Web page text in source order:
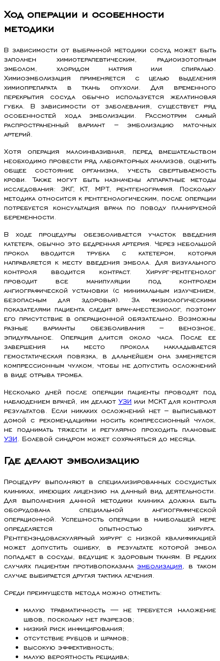
Ход операции и особенности
методики
В зависимости от выбранной методики сосуд может быть
заполнен химиотерапевтическим, радиоизотопным
эмболом, хлоридом натрия или спиралью.
Химиоэмболизация применяется с целью выделения
химиопрепарата в ткань опухоли. Для временного
перекрытия сосуда обычно используется желатиновая
губка. В зависимости от заболевания, существует ряд
особенностей хода эмболизации. Рассмотрим самый
распространенный вариант – эмболизацию маточных
артерий.
Хотя операция малоинвазивная, перед вмешательством
необходимо провести ряд лабораторных анализов, оценить
общее состояние организма, учесть свертываемость
крови. Также могут быть назначены аппаратные методы
исследования: ЭКГ, КТ, МРТ, рентгенография. Поскольку
методика относится к рентгенологическим, после операции
потребуется консультация врача по поводу планируемой
беременности.
В ходе процедуры обезболивается участок введения
катетера, обычно это бедренная артерия. Через небольшой
прокол вводится трубка с катетером, которая
направляется к месту введения эмбола. Для визуального
контроля вводится контраст. Хирург-рентгенолог
проводит все манипуляции под контролем
ангиографической установки (с минимальным излучением,
безопасным для здоровья). За физиологическими
показателями пациента следит врач-анестезиолог, поэтому
его присутствие в операционной обязательно. Возможны
разные варианты обезболивания – венозное,
эпидуральное. Операция длится около часа. После ее
завершения на место прокола накладывается
гемостатическая повязка, в дальнейшем она заменяется
компрессионным чулком, чтобы не допустить осложнений
в виде отрыва тромба.
Несколько дней после операции пациенты проводят под
наблюдением врачей, им делают УЗИ или МСКТ для контроля
результатов. Если никаких осложнений нет – выписывают
домой с рекомендациями носить компрессионный чулок,
не поднимать тяжести и регулярно проходить плановые
УЗИ . Болевой синдром может сохраняться до месяца.
Где делают эмболизацию
Процедуру выполняют в специализированных сосудистых
клиниках, имеющих лицензию на данный вид деятельности.
Для выполнения данной методики клиника должна быть
оборудована специальной ангиографической
операционной. Успешность операции в наибольшей мере
определяется опытностью хирурга.
Рентгенэндоваскулярный хирург с низкой квалификацией
может допустить ошибку, в результате которой эмбол
попадает в сосуды, ведущие к здоровым тканям. В редких
случаях пациентам противопоказанаэмболизация , в таком
случае выбирается другая тактика лечения.
Среди преимуществ метода можно отметить:
малую травматичность — не требуется наложение
швов, поскольку нет разрезов;
низкий риск инфицирования;
отсутствие рубцов и шрамов;
высокую эффективность;
малую вероятность рецидива;